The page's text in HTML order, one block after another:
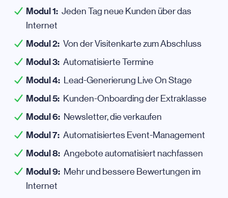
Modul 1: Jeden Tag neue Kunden über das
Internet
Modul 2: Von der Visitenkarte zum Abschluss
Modul 3: Automatisierte Termine
Modul 4: Lead-Generierung Live On Stage
Modul 5: Kunden-Onboarding der Extraklasse
Modul 6: Newsletter, die verkaufen
Modul 7: Automatisiertes Event-Management
Modul 8: Angebote automatisiert nachfassen
Modul 9: Mehr und bessere Bewertungen im
Internet